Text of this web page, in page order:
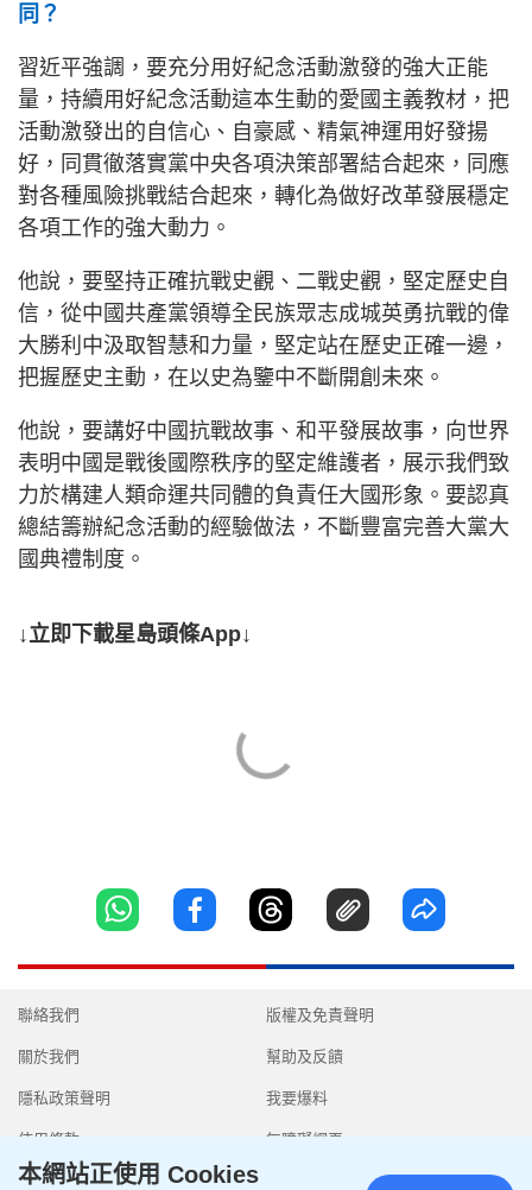
同？
習近平強調，要充分用好紀念活動激發的強大正能
量，持續用好紀念活動這本生動的愛國主義教材，把
活動激發出的自信心、自豪感、精氣神運用好發揚
好，同貫徹落實黨中央各項決策部署結合起來，同應
對各種風險挑戰結合起來，轉化為做好改革發展穩定
各項工作的強大動力。
他說，要堅持正確抗戰史觀、二戰史觀，堅定歷史自
信，從中國共產黨領導全民族眾志成城英勇抗戰的偉
大勝利中汲取智慧和力量，堅定站在歷史正確一邊，
把握歷史主動，在以史為鑒中不斷開創未來。
他說，要講好中國抗戰故事、和平發展故事，向世界
表明中國是戰後國際秩序的堅定維護者，展示我們致
力於構建人類命運共同體的負責任大國形象。要認真
總結籌辦紀念活動的經驗做法，不斷豐富完善大黨大
國典禮制度。
↓立即下載星島頭條App↓
聯絡我們
關於我們
隱私政策聲明
使用條款
版權及免責聲明
幫助及反饋
我要爆料
無障礙網頁
本網站正使用 Cookies